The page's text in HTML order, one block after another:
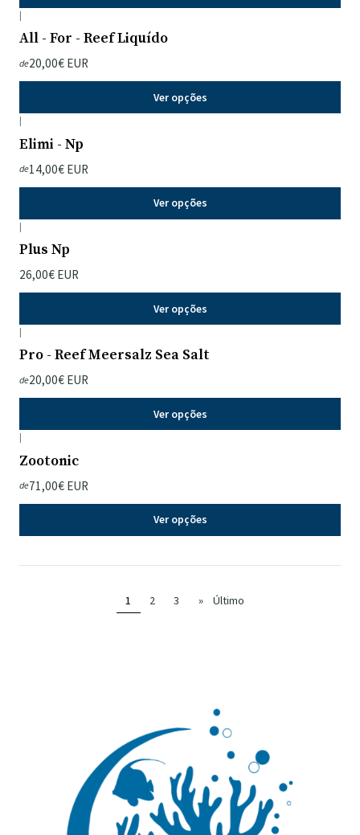
|
All - For - Reef Liquído
de20,00€ EUR
Ver opções
|
Elimi - Np
de14,00€ EUR
Ver opções
|
Plus Np
26,00€ EUR
Ver opções
|
Pro - Reef Meersalz Sea Salt
de20,00€ EUR
Ver opções
|
Zootonic
de71,00€ EUR
Ver opções
1 2 3 » Último